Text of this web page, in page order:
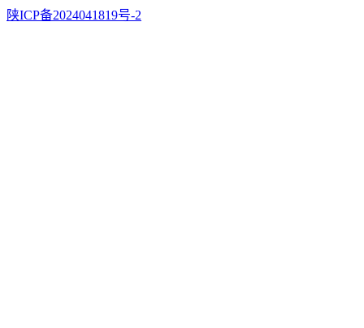
陕ICP备2024041819号-2